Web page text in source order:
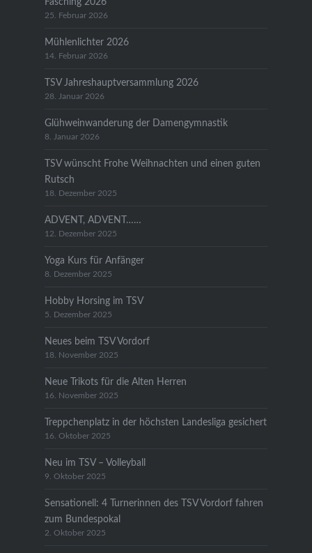
25. Februar 2026
Mühlenlichter 2026
14. Februar 2026
TSV Jahreshauptversammlung 2026
28. Januar 2026
Glühweinwanderung der Damengymnastik
8. Januar 2026
TSV wünscht Frohe Weihnachten und einen guten
Rutsch
18. Dezember 2025
ADVENT, ADVENT……
12. Dezember 2025
Yoga Kurs für Anfänger
8. Dezember 2025
Hobby Horsing im TSV
5. Dezember 2025
Neues beim TSV Vordorf
18. November 2025
Neue Trikots für die Alten Herren
16. November 2025
Treppchenplatz in der höchsten Landesliga gesichert
16. Oktober 2025
Neu im TSV – Volleyball
9. Oktober 2025
Sensationell: 4 Turnerinnen des TSV Vordorf fahren
zum Bundespokal
2. Oktober 2025